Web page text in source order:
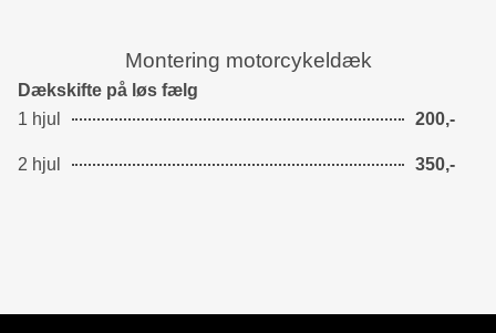
Montering motorcykeldæk
Dækskifte på løs fælg
1 hjul
200,-
2 hjul 350,-